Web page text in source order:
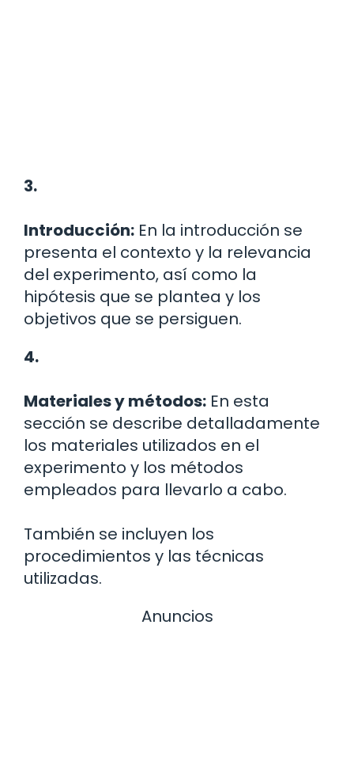
3.
Introducción: En la introducción se
presenta el contexto y la relevancia
del experimento, así como la
hipótesis que se plantea y los
objetivos que se persiguen.
4.
Materiales y métodos: En esta
sección se describe detalladamente
los materiales utilizados en el
experimento y los métodos
empleados para llevarlo a cabo.
También se incluyen los
procedimientos y las técnicas
utilizadas.
Anuncios